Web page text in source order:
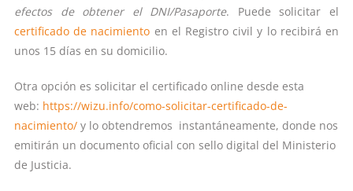
efectos de obtener el DNI/Pasaporte. Puede solicitar el
certificado de nacimiento en el Registro civil y lo recibirá en
unos 15 días en su domicilio.
Otra opción es solicitar el certificado online desde esta
web: https://wizu.info/como-solicitar-certificado-de-
nacimiento/y lo obtendremos instantáneamente, donde nos
emitirán un documento oficial con sello digital del Ministerio
de Justicia.